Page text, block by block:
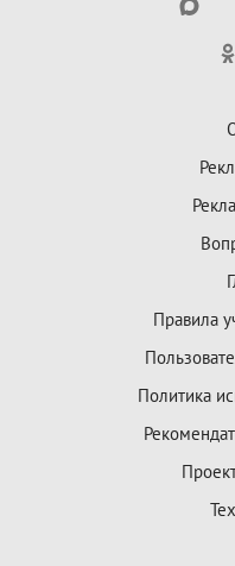
Правила
Политика